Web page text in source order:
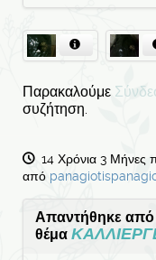
Παρακαλούμε
συζήτηση.
14 Χρόνια 3 Μήνες
από
Απαντήθηκε από
θέμα